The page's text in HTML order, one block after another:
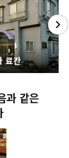
료칸
과 같은